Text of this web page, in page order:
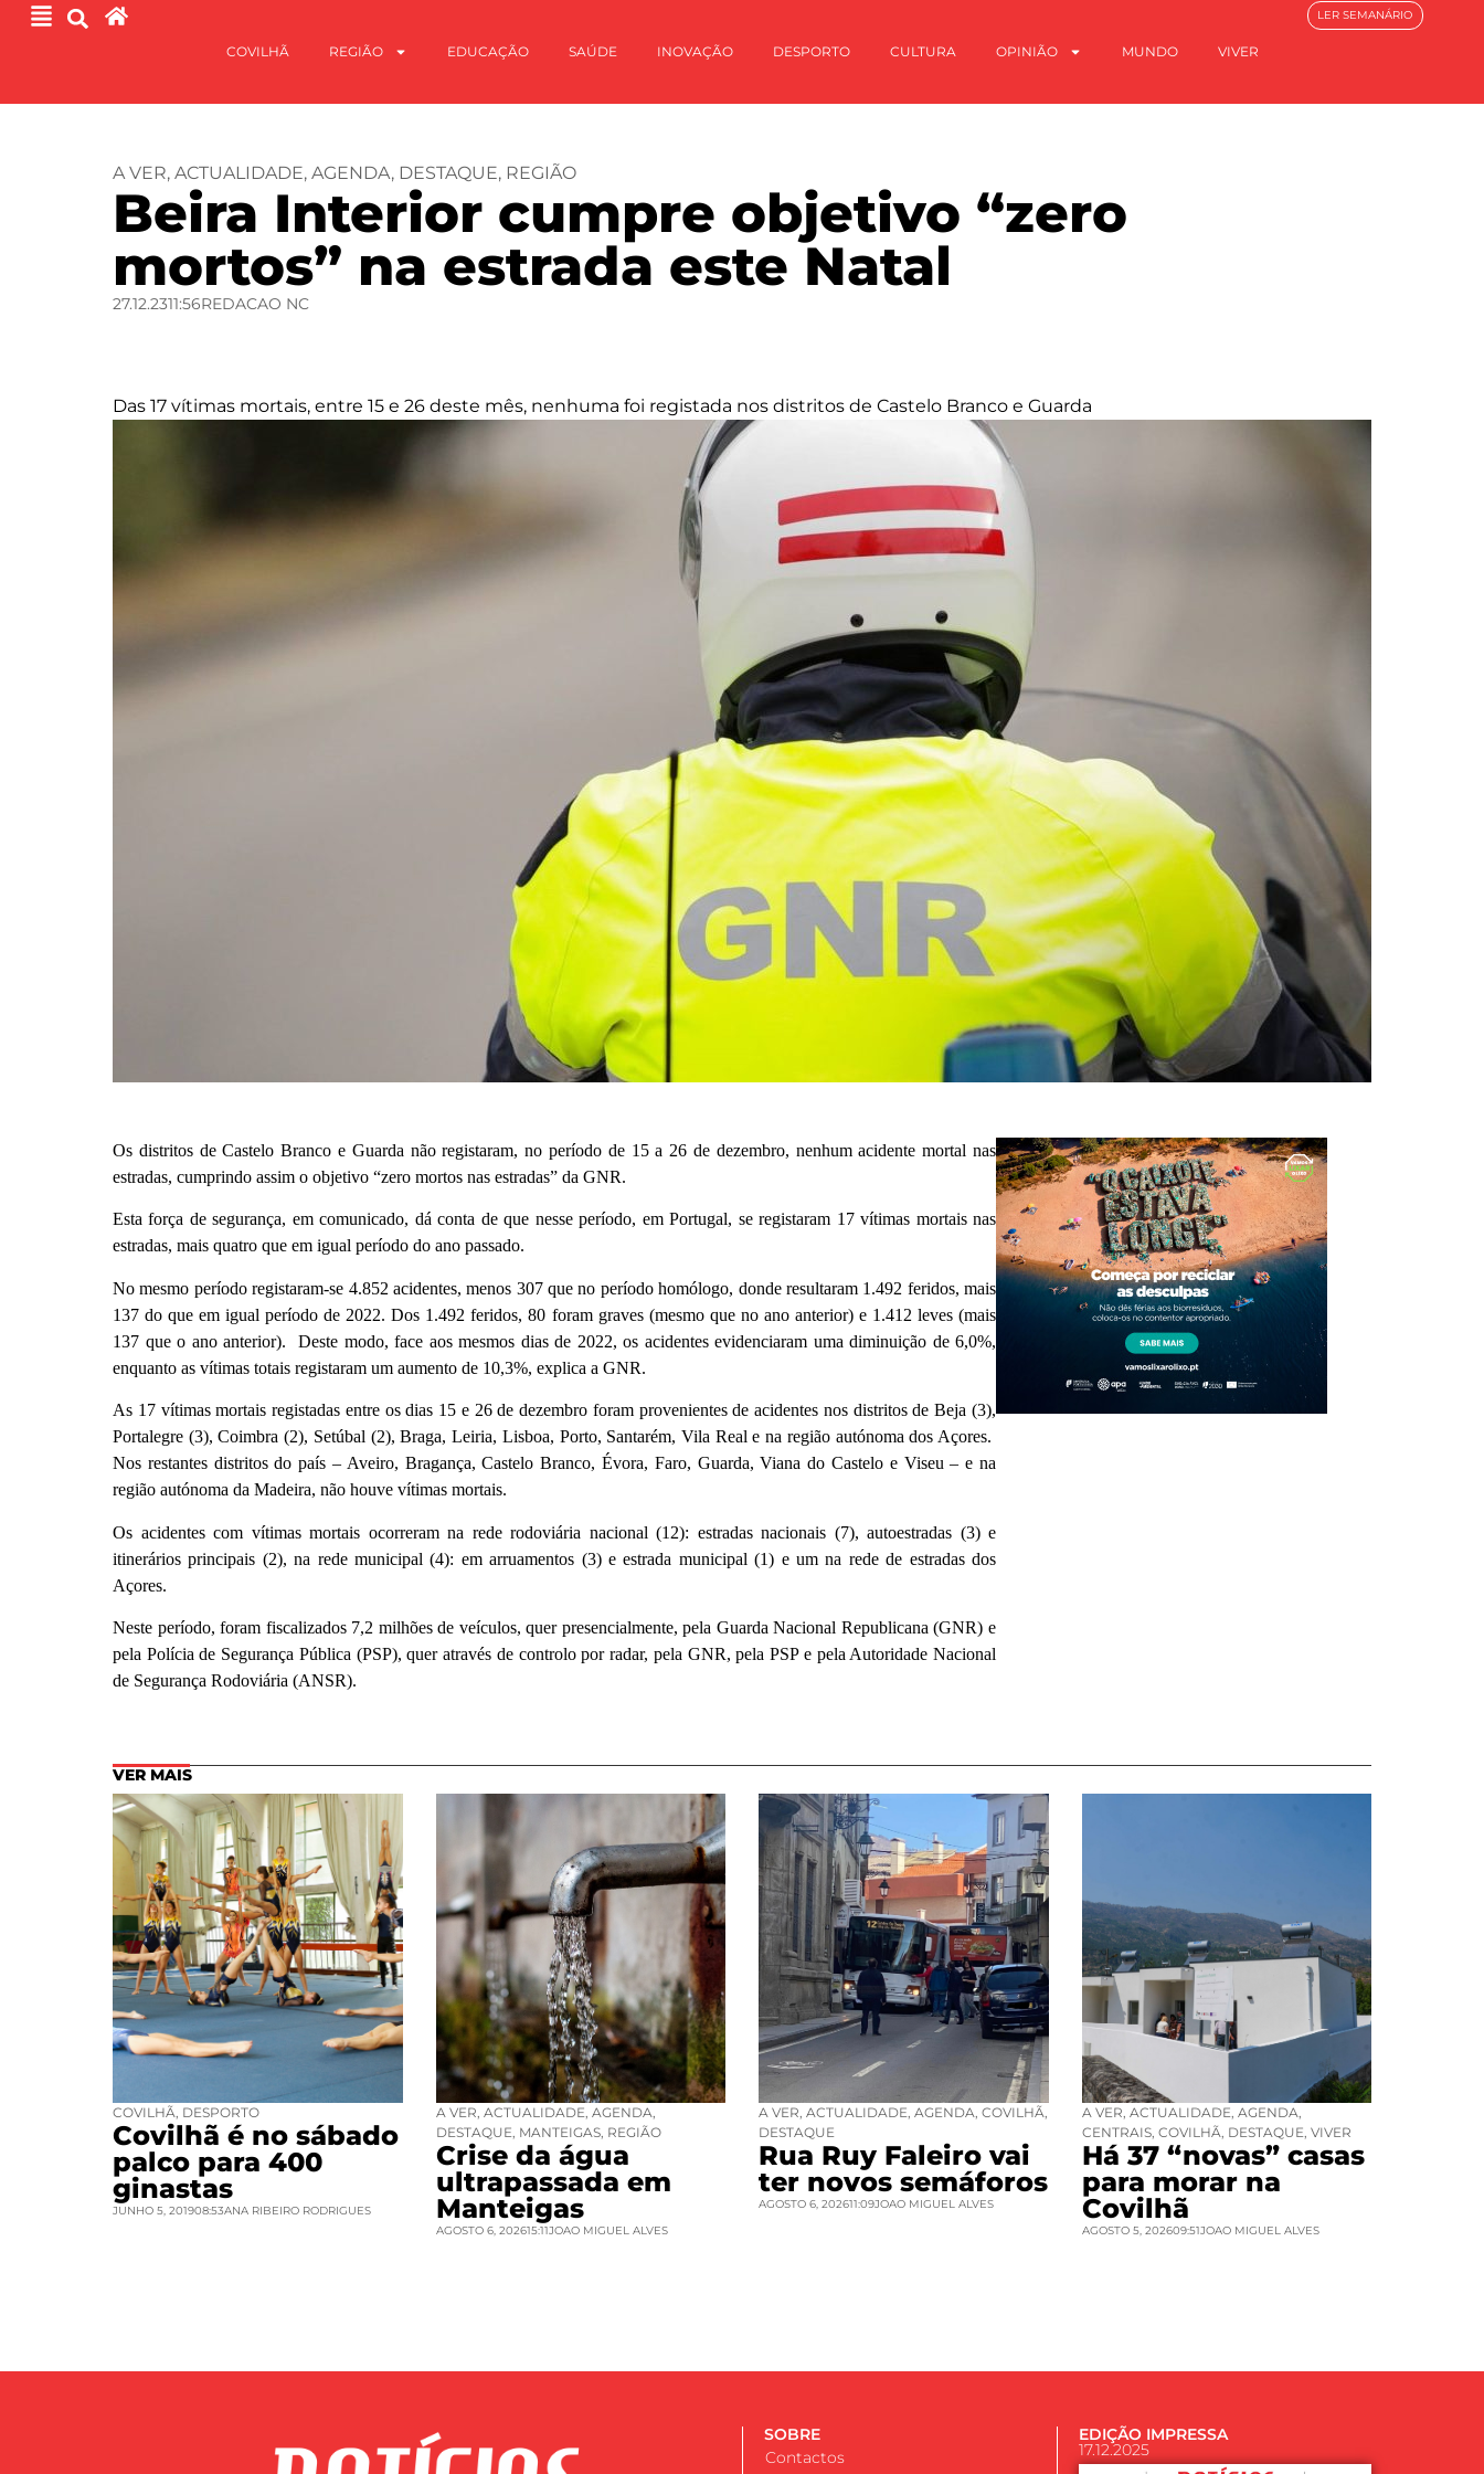
COVILHÃ REGIÃO EDUCAÇÃO SAÚDE INOVAÇÃO DESPORTO CULTURA OPINIÃO MUNDO VIVER
LER SEMANÁRIO
A VER, ACTUALIDADE, AGENDA, DESTAQUE, REGIÃO
Beira Interior cumpre objetivo “zero
mortos” na estrada este Natal
27.12.2311:56REDACAO NC
Das 17 vítimas mortais, entre 15 e 26 deste mês, nenhuma foi registada nos distritos de Castelo Branco e Guarda
Os distritos de Castelo Branco e Guarda não registaram, no período de 15 a 26 de dezembro, nenhum acidente mortal nas
estradas, cumprindo assim o objetivo “zero mortos nas estradas” da GNR.
Esta força de segurança, em comunicado, dá conta de que nesse período, em Portugal, se registaram 17 vítimas mortais nas
estradas, mais quatro que em igual período do ano passado.
No mesmo período registaram-se 4.852 acidentes, menos 307 que no período homólogo, donde resultaram 1.492 feridos, mais
137 do que em igual período de 2022. Dos 1.492 feridos, 80 foram graves (mesmo que no ano anterior) e 1.412 leves (mais
137 que o ano anterior). Deste modo, face aos mesmos dias de 2022, os acidentes evidenciaram uma diminuição de 6,0%,
enquanto as vítimas totais registaram um aumento de 10,3%, explica a GNR.
As 17 vítimas mortais registadas entre os dias 15 e 26 de dezembro foram provenientes de acidentes nos distritos de Beja (3),
Portalegre (3), Coimbra (2), Setúbal (2), Braga, Leiria, Lisboa, Porto, Santarém, Vila Real e na região autónoma dos Açores.
Nos restantes distritos do país – Aveiro, Bragança, Castelo Branco, Évora, Faro, Guarda, Viana do Castelo e Viseu – e na
região autónoma da Madeira, não houve vítimas mortais.
Os acidentes com vítimas mortais ocorreram na rede rodoviária nacional (12): estradas nacionais (7), autoestradas (3) e
itinerários principais (2), na rede municipal (4): em arruamentos (3) e estrada municipal (1) e um na rede de estradas dos
Açores.
Neste período, foram fiscalizados 7,2 milhões de veículos, quer presencialmente, pela Guarda Nacional Republicana (GNR) e
pela Polícia de Segurança Pública (PSP), quer através de controlo por radar, pela GNR, pela PSP e pela Autoridade Nacional
de Segurança Rodoviária (ANSR).
VER MAIS
COVILHÃ, DESPORTO
Covilhã é no sábado
palco para 400
ginastas
JUNHO 5, 201908:53ANA RIBEIRO RODRIGUES
A VER, ACTUALIDADE, AGENDA,
DESTAQUE, MANTEIGAS, REGIÃO
Crise da água
ultrapassada em
Manteigas
AGOSTO 6, 202615:11JOAO MIGUEL ALVES
A VER, ACTUALIDADE, AGENDA, COVILHÃ,
DESTAQUE
Rua Ruy Faleiro vai
ter novos semáforos
AGOSTO 6, 202611:09JOAO MIGUEL ALVES
A VER, ACTUALIDADE, AGENDA,
CENTRAIS, COVILHÃ, DESTAQUE, VIVER
Há 37 “novas” casas
para morar na
Covilhã
AGOSTO 5, 202609:51JOAO MIGUEL ALVES
SOBRE
Contactos
EDIÇÃO IMPRESSA
17.12.2025